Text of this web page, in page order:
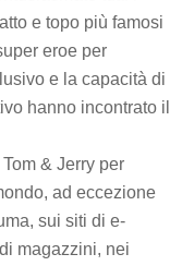
e topo più famosi
eroe per
e la capacità di
hanno incontrato il
& Jerry per
ad eccezione
sui siti di e-
magazzini, nei